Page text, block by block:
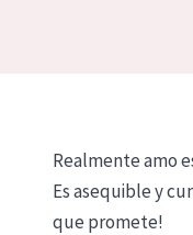
Realmente amo
Es asequible y
que promete!